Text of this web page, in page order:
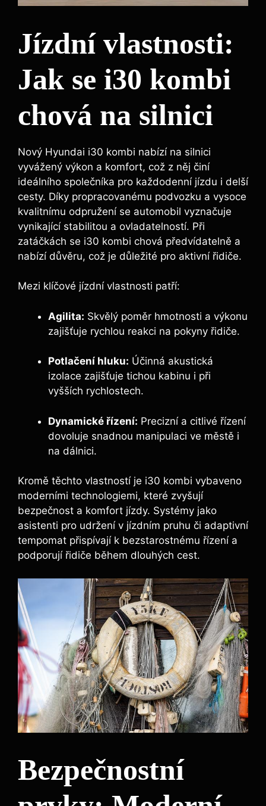
Jízdní vlastnosti:
Jak se i30 kombi
chová na silnici
Nový Hyundai i30 kombi nabízí na silnici
vyvážený výkon a komfort, což z něj činí
ideálního společníka pro každodenní jízdu i delší
cesty. Díky propracovanému podvozku a vysoce
kvalitnímu odpružení se automobil vyznačuje
vynikající stabilitou a ovladatelností. Při
zatáčkách se i30 kombi chová předvídatelně a
nabízí důvěru, což je důležité pro aktivní řidiče.
Mezi klíčové jízdní vlastnosti patří:
Agilita: Skvělý poměr hmotnosti a výkonu
zajišťuje rychlou reakci na pokyny řidiče.
Potlačení hluku: Účinná akustická
izolace zajišťuje tichou kabinu i při
vyšších rychlostech.
Dynamické řízení: Precizní a citlivé řízení
dovoluje snadnou manipulaci ve městě i
na dálnici.
Kromě těchto vlastností je i30 kombi vybaveno
moderními technologiemi, které zvyšují
bezpečnost a komfort jízdy. Systémy jako
asistenti pro udržení v jízdním pruhu či adaptivní
tempomat přispívají k bezstarostnému řízení a
podporují řidiče během dlouhých cest.
Bezpečnostní